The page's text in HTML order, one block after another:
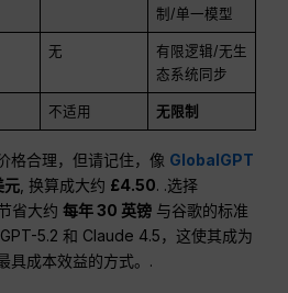
制/单一模型
无
有限逻辑/无生
态系统同步
不适用 无限制
格合理，但请记住，像 GlobalGPT
, 换算成大约 £4.50. .选择
省大约每年 30 英镑 与谷歌的标准
5.2 和 Claude 4.5，这使其成为
具成本效益的方式。.